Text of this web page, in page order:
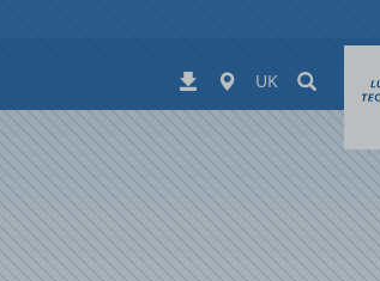
Завантаження
Worldwide
UK